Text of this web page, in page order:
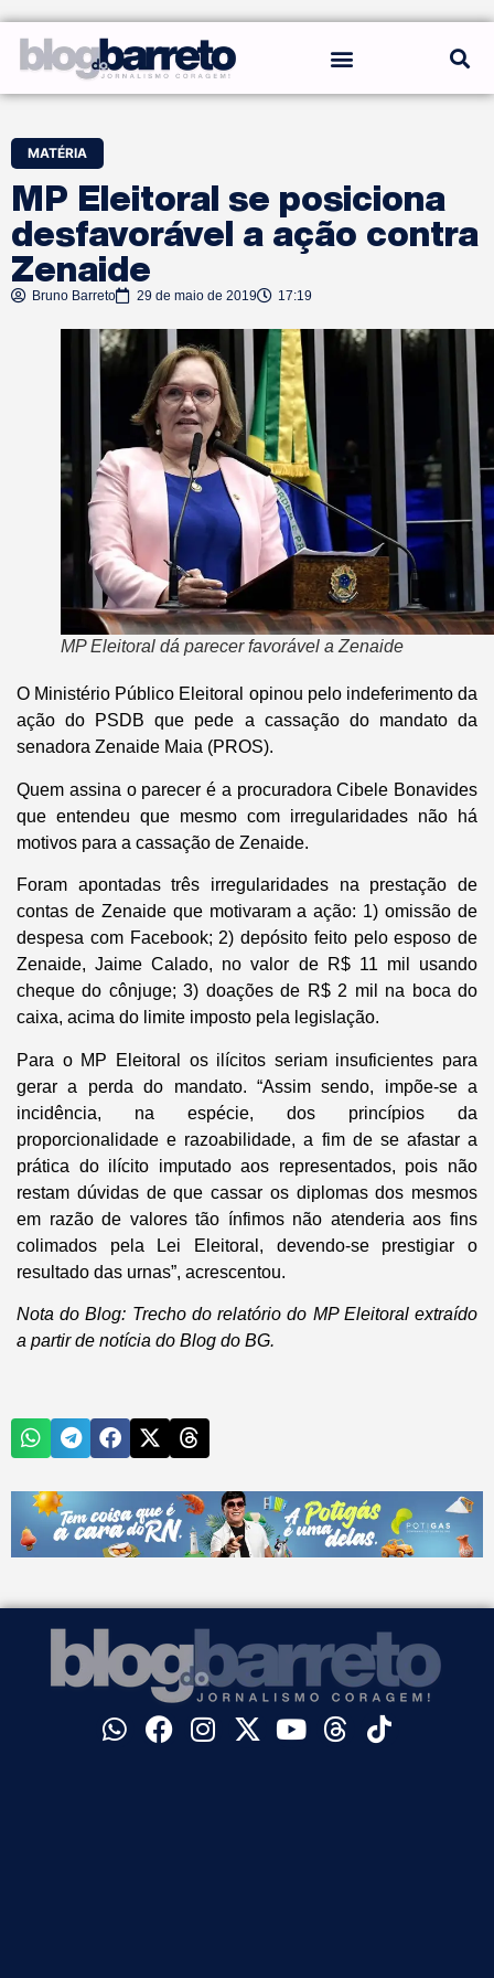
MATÉRIA
MP Eleitoral se posiciona
desfavorável a ação contra
Zenaide
Bruno Barreto 29 de maio de 2019 17:19
MP Eleitoral dá parecer favorável a Zenaide
O Ministério Público Eleitoral opinou pelo indeferimento da
ação do PSDB que pede a cassação do mandato da
senadora Zenaide Maia (PROS).
Quem assina o parecer é a procuradora Cibele Bonavides
que entendeu que mesmo com irregularidades não há
motivos para a cassação de Zenaide.
Foram apontadas três irregularidades na prestação de
contas de Zenaide que motivaram a ação: 1) omissão de
despesa com Facebook; 2) depósito feito pelo esposo de
Zenaide, Jaime Calado, no valor de R$ 11 mil usando
cheque do cônjuge; 3) doações de R$ 2 mil na boca do
caixa, acima do limite imposto pela legislação.
Para o MP Eleitoral os ilícitos seriam insuficientes para
gerar a perda do mandato. “Assim sendo, impõe-se a
incidência, na espécie, dos princípios da
proporcionalidade e razoabilidade, a fim de se afastar a
prática do ilícito imputado aos representados, pois não
restam dúvidas de que cassar os diplomas dos mesmos
em razão de valores tão ínfimos não atenderia aos fins
colimados pela Lei Eleitoral, devendo-se prestigiar o
resultado das urnas”, acrescentou.
Nota do Blog: Trecho do relatório do MP Eleitoral extraído
a partir de notícia do Blog do BG.